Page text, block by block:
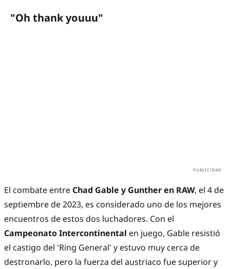
"Oh thank youuu"
El combate entre Chad Gable y Gunther en RAW, el 4 de
septiembre de 2023, es considerado uno de los mejores
encuentros de estos dos luchadores. Con el
Campeonato Intercontinental en juego, Gable resistió
el castigo del 'Ring General' y estuvo muy cerca de
destronarlo, pero la fuerza del austriaco fue superior y